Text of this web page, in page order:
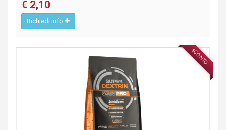
€ 2,10
Richiedi info
SCONTO
INTEGRATORI